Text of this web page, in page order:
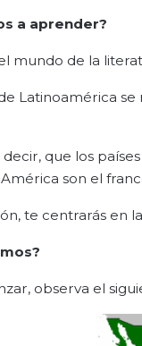
a aprender?
mundo de la
Latinoamérica
que los
son el
te centrarás en
observa el